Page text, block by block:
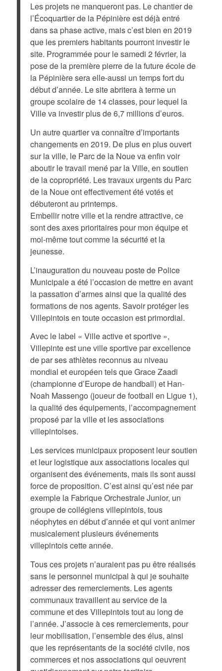
Les projets ne manqueront pas. Le chantier de
l’Écoquartier de la Pépinière est déjà entré
dans sa phase active, mais c’est bien en 2019
que les premiers habitants pourront investir le
site. Programmée pour le samedi 2 février, la
pose de la première pierre de la future école de
la Pépinière sera elle-aussi un temps fort du
début d’année. Le site abritera à terme un
groupe scolaire de 14 classes, pour lequel la
Ville va investir plus de 6,7 millions d’euros.
Un autre quartier va connaître d’importants
changements en 2019. De plus en plus ouvert
sur la ville, le Parc de la Noue va enfin voir
aboutir le travail mené par la Ville, en soutien
de la copropriété. Les travaux urgents du Parc
de la Noue ont effectivement été votés et
débuteront au printemps.
Embellir notre ville et la rendre attractive, ce
sont des axes prioritaires pour mon équipe et
moi-même tout comme la sécurité et la
jeunesse.
L’inauguration du nouveau poste de Police
Municipale a été l’occasion de mettre en avant
la passation d’armes ainsi que la qualité des
formations de nos agents. Savoir protéger les
Villepintois en toute occasion est primordial.
Avec le label « Ville active et sportive »,
Villepinte est une ville sportive par excellence
de par ses athlètes reconnus au niveau
mondial et européen tels que Grace Zaadi
(championne d’Europe de handball) et Han-
Noah Massengo (joueur de football en Ligue 1),
la qualité des équipements, l’accompagnement
proposé par la ville et les associations
villepintoises.
Les services municipaux proposent leur soutien
et leur logistique aux associations locales qui
organisent des événements, mais ils sont aussi
force de proposition. C’est ainsi qu’est née par
exemple la Fabrique Orchestrale Junior, un
groupe de collégiens villepintois, tous
néophytes en début d’année et qui vont animer
musicalement plusieurs événements
villepintois cette année.
Tous ces projets n’auraient pas pu être réalisés
sans le personnel municipal à qui je souhaite
adresser des remerciements. Les agents
communaux travaillent au service de la
commune et des Villepintois tout au long de
l’année. J’associe à ces remerciements, pour
leur mobilisation, l’ensemble des élus, ainsi
que les représentants de la société civile, nos
commerces et nos associations qui oeuvrent